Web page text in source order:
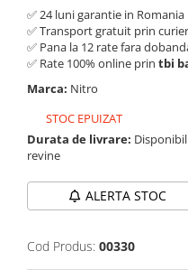
✅ 24 luni garantie in Romania
✅ Transport gratuit prin
✅ Pana la 12 rate fara
✅ Rate 100% online prin tbi
Marca: Nitro
STOC EPUIZAT
Durata de livrare:
revine
ALERTA STOC
Cod Produs: 00330